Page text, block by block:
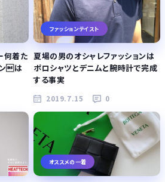
何着た
は
ファッションテイスト
夏場の男のオシャレファッションは
ポロシャツとデニムと腕時計で完成
する事実
2019.7.15 0
オススメの一着